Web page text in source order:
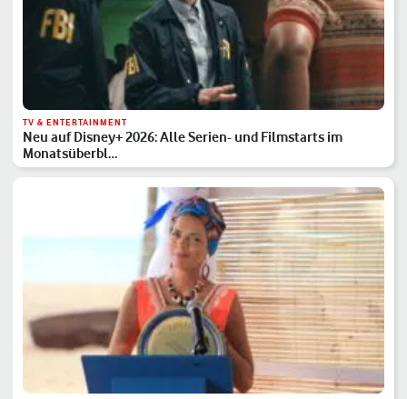
TV & ENTERTAINMENT
Neu auf Disney+ 2026: Alle Serien- und Filmstarts im
Monatsüberbl…